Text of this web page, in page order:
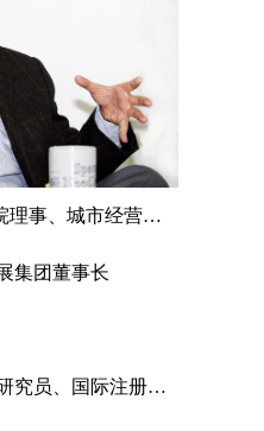
李津逵：中国综合开发研究院理事、城市经营研究中心主任研究员
集团董事长
杨建平 国土资源部土地经济研究员、国际注册商业房地产投资师